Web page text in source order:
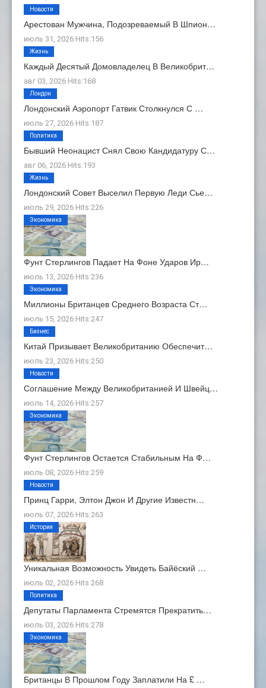
Арестован Мужчина, Подозреваемый В Шпион…
июль 31, 2026 Hits:156
Новости
Каждый Десятый Домовладелец В Великобрит…
авг 03, 2026 Hits:168
Жизнь
Лондонский Аэропорт Гатвик Столкнулся С …
июль 27, 2026 Hits:187
Лондон
Бывший Неонацист Снял Свою Кандидатуру С…
авг 06, 2026 Hits:193
Политика
Лондонский Совет Выселил Первую Леди Сье…
июль 29, 2026 Hits:226
Жизнь
Фунт Стерлингов Падает На Фоне Ударов Ир…
июль 13, 2026 Hits:236
Экономика
Миллионы Британцев Среднего Возраста Ст…
июль 15, 2026 Hits:247
Экономика
Китай Призывает Великобританию Обеспечит…
июль 23, 2026 Hits:250
Бизнес
Соглашение Между Великобританией И Швейц…
июль 14, 2026 Hits:257
Новости
Фунт Стерлингов Остается Стабильным На Ф…
июль 08, 2026 Hits:259
Экономика
Принц Гарри, Элтон Джон И Другие Известн…
июль 07, 2026 Hits:263
Новости
Уникальная Возможность Увидеть Байёский …
июль 02, 2026 Hits:268
История
Депутаты Парламента Стремятся Прекратить…
июль 03, 2026 Hits:278
Политика
Британцы В Прошлом Году Заплатили На £ …
Экономика